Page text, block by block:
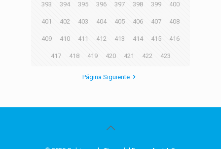
393 394 395 396 397 398 399 400
401 402 403 404 405 406 407 408
409 410 411 412 413 414 415 416
417 418 419 420 421 422 423
Página Siguiente